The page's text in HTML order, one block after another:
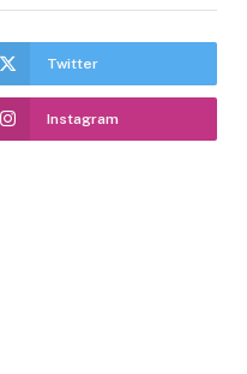
Twitter
Instagram